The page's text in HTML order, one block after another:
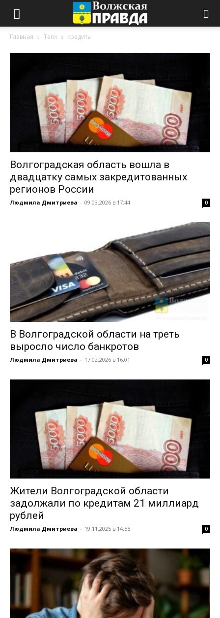
Главная Теги кредиты
Волгоградская область вошла в
двадцатку самых закредитованных
регионов России
Людмила Дмитриева - 09.03.2026 в 17:44 0
В Волгоградской области на треть
выросло число банкротов
Людмила Дмитриева - 17.02.2026 в 16:01 0
Жители Волгоградской области
задолжали по кредитам 21 миллиард
рублей
Людмила Дмитриева - 19.11.2025 в 14:55 0